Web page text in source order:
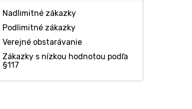
Nadlimitné zákazky
Podlimitné zákazky
Verejné obstarávanie
Zákazky s nízkou hodnotou podľa
§117